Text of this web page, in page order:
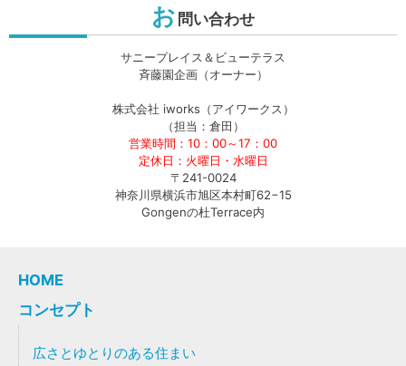
お問い合わせ
サニープレイス＆ビューテラス
斉藤園企画（オーナー）
株式会社 iworks（アイワークス）
（担当：倉田）
営業時間：10：00～17：00
定休日：火曜日・水曜日
〒241-0024
神奈川県横浜市旭区本村町62−15
Gongenの杜Terrace内
HOME
コンセプト
広さとゆとりのある住まい